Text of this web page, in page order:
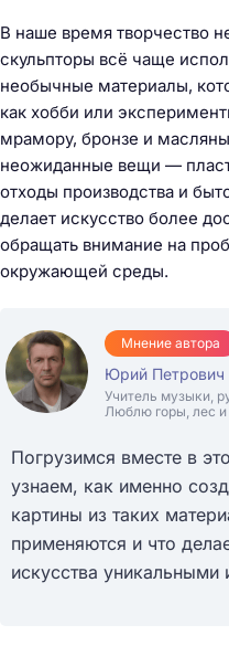
В наше время творчество
скульпторы всё чаще
необычные материалы,
как хобби или
мрамору, бронзе и
неожиданные вещи —
отходы производства и
делает искусство более
обращать внимание на
окружающей среды.
Мнение автора
Юрий Петрович
Учитель музыки,
Люблю горы, лес и
Погрузимся вместе в
узнаем, как именно
картины из таких
применяются и что
искусства